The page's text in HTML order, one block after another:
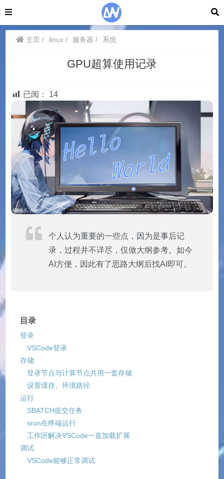
主页 linux 服务器 系统
GPU超算使用记录
已阅： 14
个人认为重要的一些点，因为是事后记
录，过程并不详尽，仅做大纲参考。如今
AI方便，因此有了思路大纲后找AI即可。
目录
登录
VSCode登录
存储
登录节点与计算节点共用一套存储
设置缓存、环境路径
运行
SBATCH提交任务
srun在终端运行
工作区解决VSCode一直加载扩展
调试
VSCode能够正常调试